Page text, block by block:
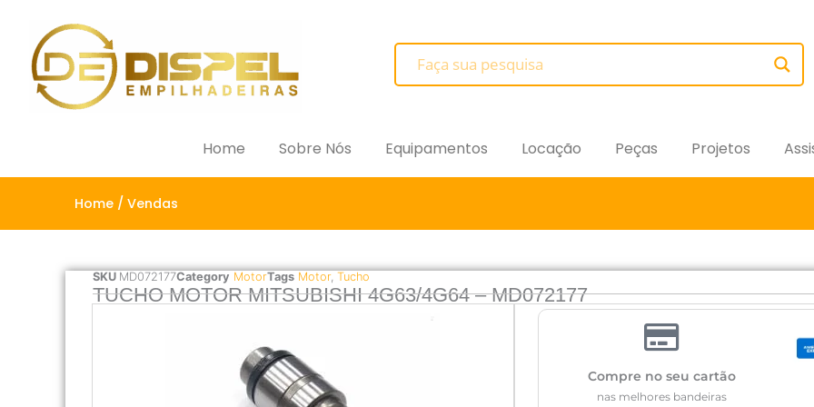
Home Sobre Nós Equipamentos Locação Peças Projetos
Home / Vendas
TUCHO MOTOR MITSUBISHI 4G63/4G64 – MD072177
SKU MD072177Category MotorTags Motor, Tucho
Compre no seu cartão
nas melhores bandeiras